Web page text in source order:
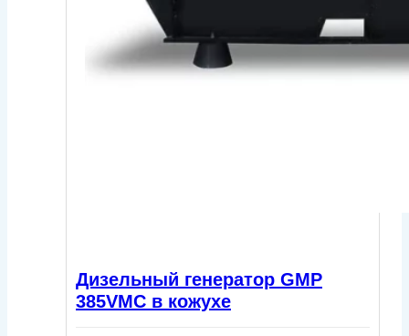
Дизельный генератор GMP
385VMC в кожухе